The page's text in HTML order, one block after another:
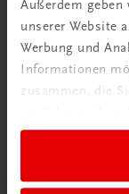
Außerdem
unserer Website
Werbung und
Informationen
zusammen, die